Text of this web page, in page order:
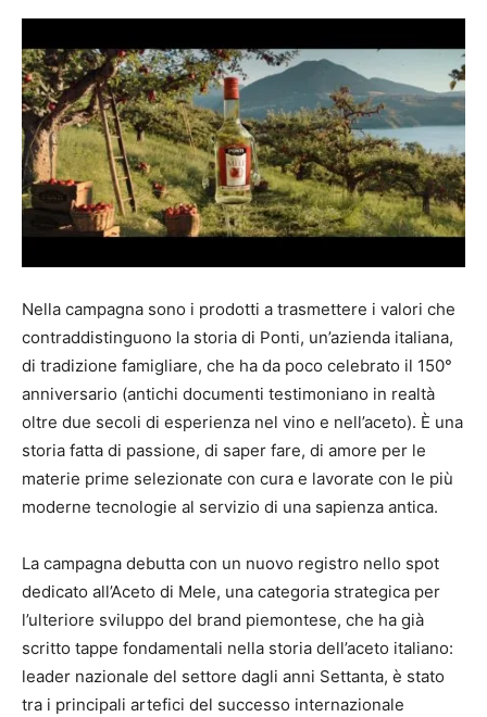
Nella campagna sono i prodotti a trasmettere i valori che
contraddistinguono la storia di Ponti, un’azienda italiana,
di tradizione famigliare, che ha da poco celebrato il 150°
anniversario (antichi documenti testimoniano in realtà
oltre due secoli di esperienza nel vino e nell’aceto). È una
storia fatta di passione, di saper fare, di amore per le
materie prime selezionate con cura e lavorate con le più
moderne tecnologie al servizio di una sapienza antica.
La campagna debutta con un nuovo registro nello spot
dedicato all’Aceto di Mele, una categoria strategica per
l’ulteriore sviluppo del brand piemontese, che ha già
scritto tappe fondamentali nella storia dell’aceto italiano:
leader nazionale del settore dagli anni Settanta, è stato
tra i principali artefici del successo internazionale